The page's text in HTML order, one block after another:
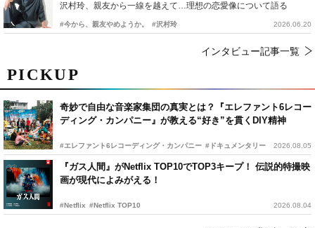
PICKUP
奇妙で自由な音楽家集団の真実とは？『エレファント6レコー
ディング・カンパニー』が教える“好き”を貫くDIY精神
#エレファント6レコーディング・カンパニー #ドキュメンタリー 2026.08.05
『ガス人間』がNetflix TOP10でTOP3キープ！ 伝説的特撮映
画が現代によみがえる！
#Netflix #Netflix TOP10 2026.08.04
沢村玲、親友から一線を越えて…理想の恋愛像について語る
#今から、親友やめようか。 #沢村玲 2026.06.20
インタビュー記事一覧